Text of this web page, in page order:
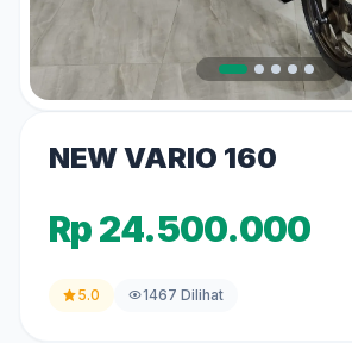
NEW VARIO 160
Rp 24.500.000
5.0 1467 Dilihat